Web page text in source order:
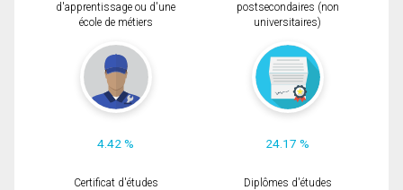
d'apprentissage ou d'une
école de métiers
4.42 %
postsecondaires (non
universitaires)
24.17 %
Certificat d'études
Diplômes d'études